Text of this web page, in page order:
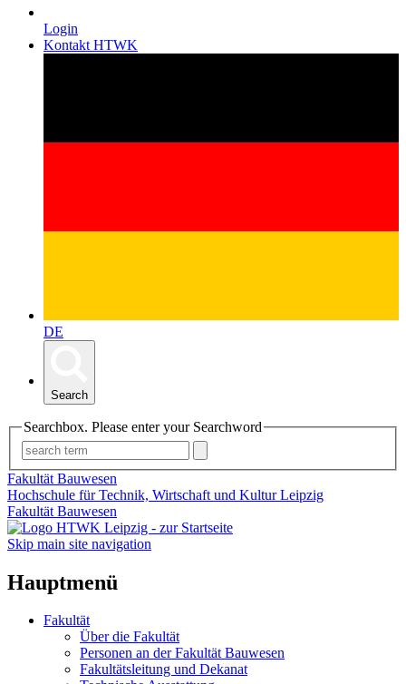
Login
Kontakt HTWK
DE
Search
Searchbox. Please enter your Searchword
Fakultät Bauwesen
Hochschule für Technik, Wirtschaft und Kultur Leipzig
Fakultät Bauwesen
Skip main site navigation
Hauptmenü
Fakultät
Über die Fakultät
Personen an der Fakultät Bauwesen
Fakultätsleitung und Dekanat